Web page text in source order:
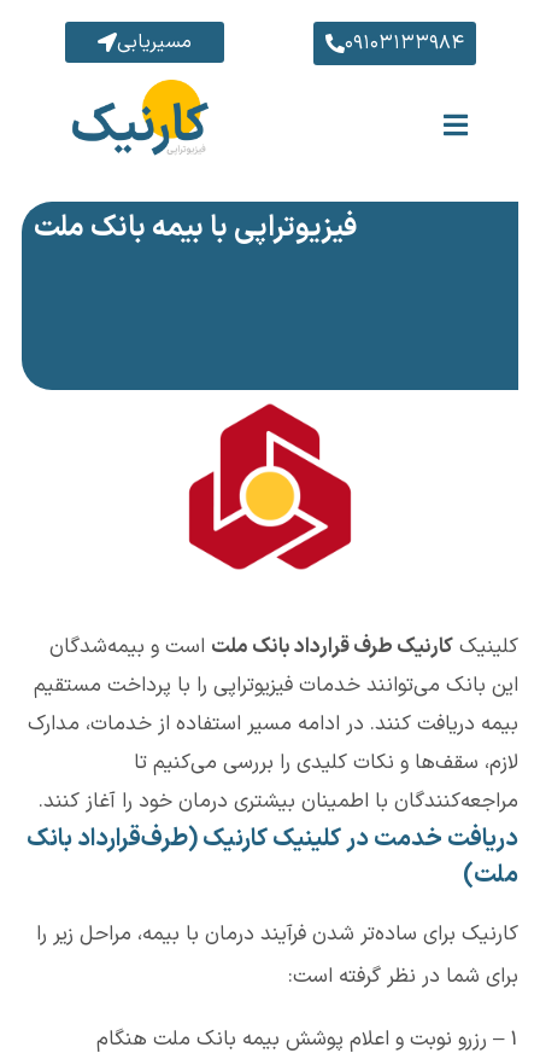
۰۹۱۰۳۱۳۳۹۸۴ مسیریابی
فیزیوتراپی با بیمه بانک ملت
کلینیککارنیک طرف قرارداد بانک ملت است و بیمه‌شدگان
این بانک می‌توانند خدمات فیزیوتراپی را با پرداخت مستقیم
بیمه دریافت کنند. در ادامه مسیر استفاده از خدمات، مدارک
لازم، سقف‌ها و نکات کلیدی را بررسی می‌کنیم تا
مراجعه‌کنندگان با اطمینان بیشتری درمان خود را آغاز کنند.
دریافت خدمت در کلینیک کارنیک (طرف‌قرارداد بانک
ملت)
کارنیک برای ساده‌تر شدن فرآیند درمان با بیمه، مراحل زیر را
برای شما در نظر گرفته است:
1 – رزرو نوبت و اعلام پوشش بیمه بانک ملت هنگام